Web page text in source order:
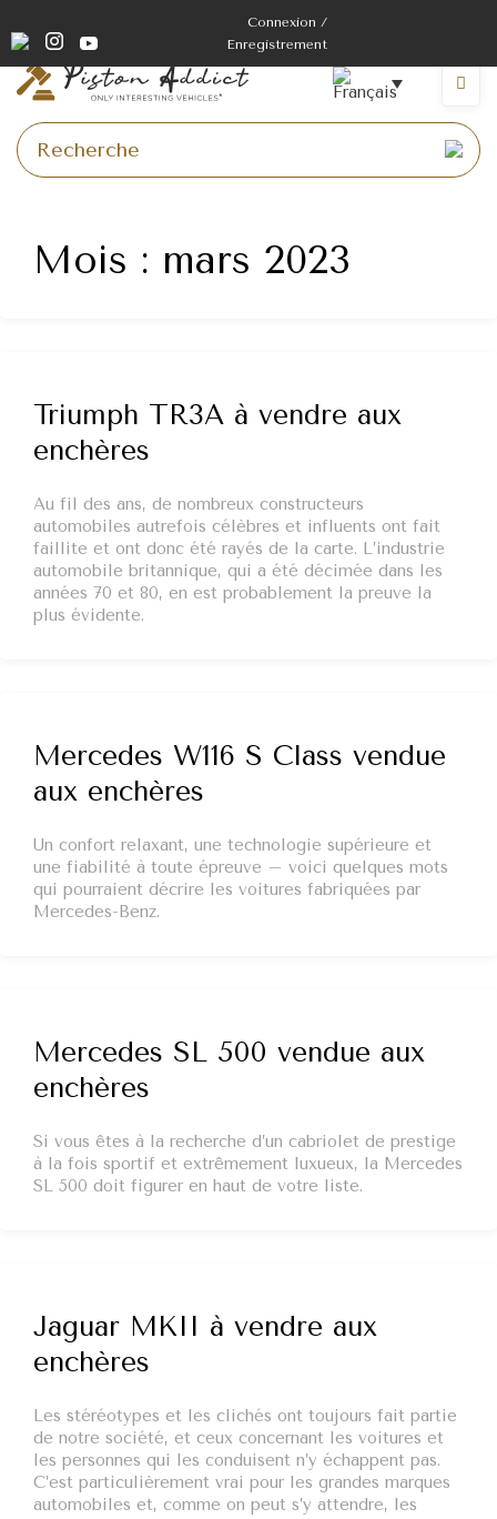
content
Connexion /
Enregistrement
Menu
Mois : mars 2023
Triumph TR3A à vendre aux
enchères
Au fil des ans, de nombreux constructeurs
automobiles autrefois célèbres et influents ont fait
faillite et ont donc été rayés de la carte. L’industrie
automobile britannique, qui a été décimée dans les
années 70 et 80, en est probablement la preuve la
plus évidente.
Mercedes W116 S Class vendue
aux enchères
Un confort relaxant, une technologie supérieure et
une fiabilité à toute épreuve – voici quelques mots
qui pourraient décrire les voitures fabriquées par
Mercedes-Benz.
Mercedes SL 500 vendue aux
enchères
Si vous êtes à la recherche d’un cabriolet de prestige
à la fois sportif et extrêmement luxueux, la Mercedes
SL 500 doit figurer en haut de votre liste.
Jaguar MKII à vendre aux
enchères
Les stéréotypes et les clichés ont toujours fait partie
de notre société, et ceux concernant les voitures et
les personnes qui les conduisent n’y échappent pas.
C’est particulièrement vrai pour les grandes marques
automobiles et, comme on peut s’y attendre, les